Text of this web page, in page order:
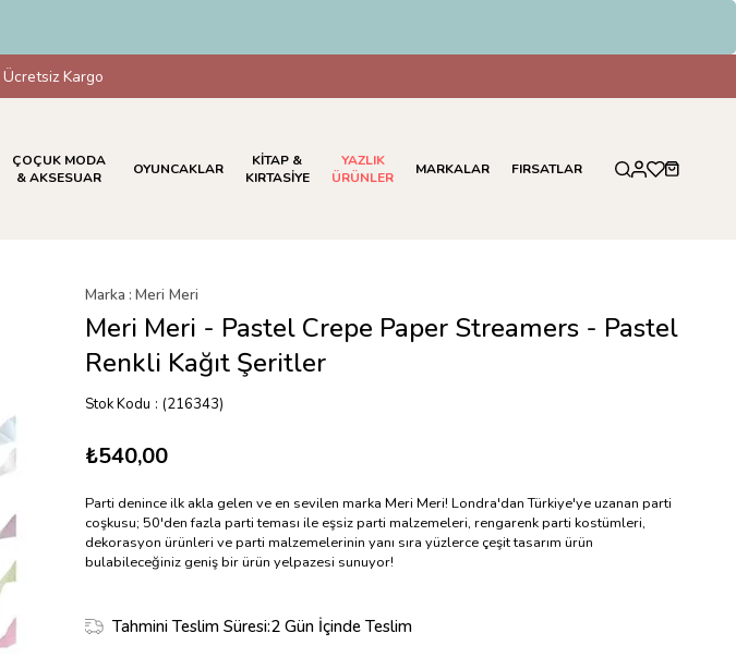
Kargo
ÇOÇUK MODA
& AKSESUAR
OYUNCAKLAR
KİTAP &
KIRTASİYE
YAZLIK
ÜRÜNLER
MARKALAR FIRSATLAR
Marka : Meri Meri
Meri Meri - Pastel Crepe Paper Streamers - Pastel
Renkli Kağıt Şeritler
Stok Kodu (216343)
₺540,00
Parti denince ilk akla gelen ve en sevilen marka Meri Meri! Londra'dan Türkiye'ye uzanan parti
coşkusu; 50'den fazla parti teması ile eşsiz parti malzemeleri, rengarenk parti kostümleri,
dekorasyon ürünleri ve parti malzemelerinin yanı sıra yüzlerce çeşit tasarım ürün
bulabileceğiniz geniş bir ürün yelpazesi sunuyor!
Tahmini Teslim Süresi:2 Gün İçinde Teslim